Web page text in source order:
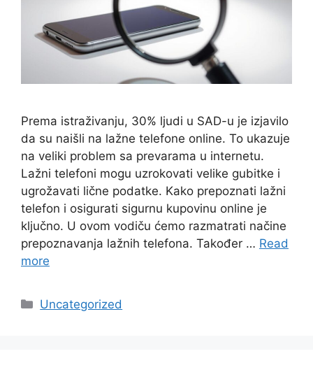
Prema istraživanju, 30% ljudi u SAD-u je izjavilo
da su naišli na lažne telefone online. To ukazuje
na veliki problem sa prevarama u internetu.
Lažni telefoni mogu uzrokovati velike gubitke i
ugrožavati lične podatke. Kako prepoznati lažni
telefon i osigurati sigurnu kupovinu online je
ključno. U ovom vodiču ćemo razmatrati načine
prepoznavanja lažnih telefona. Također … Read
more
Categories
Uncategorized